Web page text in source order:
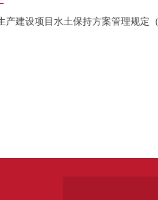
产建设项目水土保持方案管理规定